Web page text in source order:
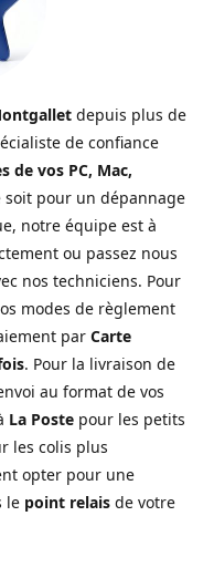
depuis plus de
de confiance
de vos PC, Mac,
soit pour un dépannage
notre équipe est à
ou passez nous
nos techniciens. Pour
modes de règlement
par Carte
. Pour la livraison de
au format de vos
La Poste pour les petits
les colis plus
opter pour une
le point relais de votre